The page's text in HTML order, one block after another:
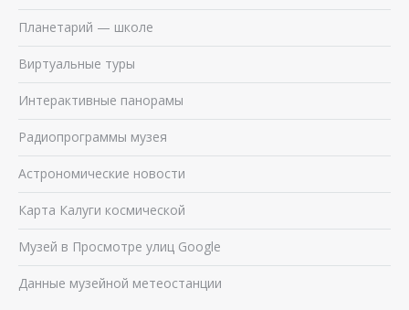
Планетарий — школе
Виртуальные туры
Интерактивные панорамы
Радиопрограммы музея
Астрономические новости
Карта Калуги космической
Музей в Просмотре улиц Google
Данные музейной метеостанции